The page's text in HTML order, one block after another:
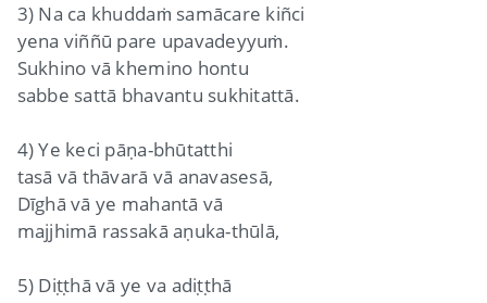
3) Na ca khuddaṁ samācare kiñci
yena viññū pare upavadeyyuṁ.
Sukhino vā khemino hontu
sabbe sattā bhavantu sukhitattā.
4) Ye keci pāṇa-bhūtatthi
tasā vā thāvarā vā anavasesā,
Dīghā vā ye mahantā vā
majjhimā rassakā aṇuka-thūlā,
5) Diṭṭhā vā ye va adiṭṭhā